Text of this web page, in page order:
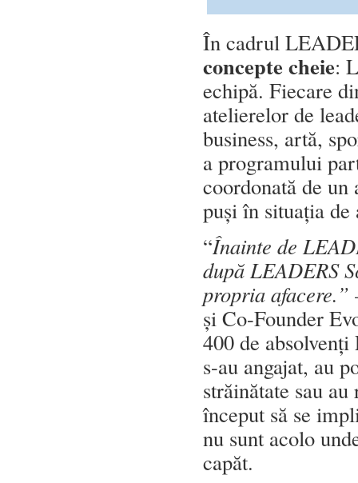
În cadrul
concepte cheie:
echipă. Fiecare
atelierelor de
business, artă,
a programului
coordonată de
puși în situația de
“Înainte de
după LEADERS
propria afacere.”
și Co-Founder
400 de
s-au angajat, au
străinătate sau
început să se
nu sunt acolo
capăt.